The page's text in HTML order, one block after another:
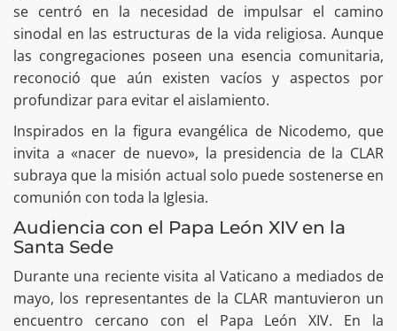
se centró en la necesidad de impulsar el camino
sinodal en las estructuras de la vida religiosa. Aunque
las congregaciones poseen una esencia comunitaria,
reconoció que aún existen vacíos y aspectos por
profundizar para evitar el aislamiento.
Inspirados en la figura evangélica de Nicodemo, que
invita a «nacer de nuevo», la presidencia de la CLAR
subraya que la misión actual solo puede sostenerse en
comunión con toda la Iglesia.
Audiencia con el Papa León XIV en la
Santa Sede
Durante una reciente visita al Vaticano a mediados de
mayo, los representantes de la CLAR mantuvieron un
encuentro cercano con el Papa León XIV. En la